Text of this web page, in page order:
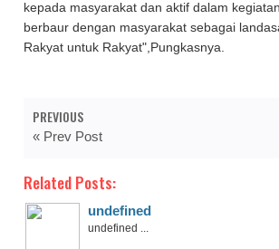
kepada masyarakat dan aktif dalam
berbaur dengan masyarakat sebagai
Rakyat untuk Rakyat",Pungkasnya.
PREVIOUS
« Prev Post
Related Posts:
undefined
undefined ...